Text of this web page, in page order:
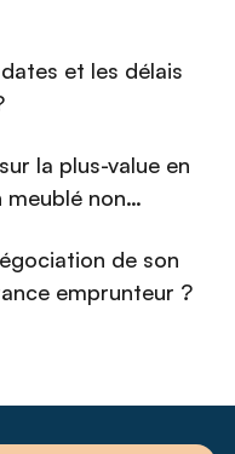
et les délais
la plus-value en
meublé non
de son
emprunteur ?